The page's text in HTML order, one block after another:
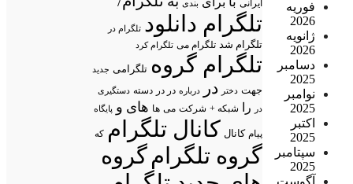
فوریه
2026
ژانویه
2026
دسامبر
2025
نوامبر
2025
اکتبر
2025
سپتامبر
2025
ایرانی بندی
تلگرام دانلود تلگرام در
تلگرام شد تلگرام می تلگرام کرد
تلگرام گروه تلگرامی جدید
جهت دختر در درباره در در دسته دستگیری
در
را شبکه + شرکت می ها های و پایگاه
پیام کانال کانال تلگرام که
گروه تلگرامگروه